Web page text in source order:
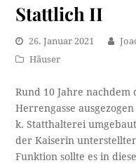
Stattlich II
26. Januar 2021
Häuser
Rund 10 Jahre
Herrengasse
k. Statthalterei
der Kaiserin
Funktion sollte es in